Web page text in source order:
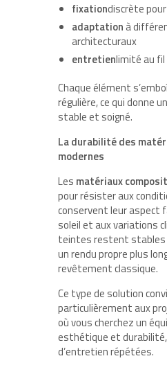
fixationdiscrète
adaptation à
architecturaux
entretienlimité au
Chaque élément
régulière, ce qui donne
stable et soigné.
La durabilité des
modernes
Les matériaux
pour résister aux
conservent leur aspect
soleil et aux variations
teintes restent stables
un rendu propre plus
revêtement classique.
Ce type de solution
particulièrement aux
où vous cherchez un
esthétique et
d’entretien répétées.